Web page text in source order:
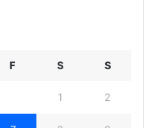
F S S
1 2